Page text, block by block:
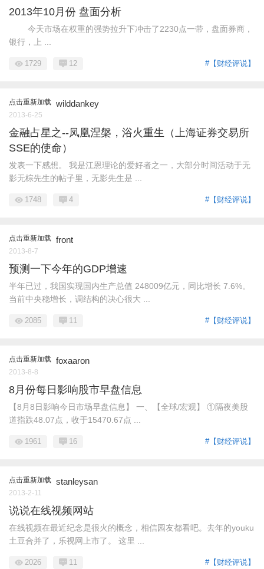
2013年10月份 盘面分析
今天市场在权重的强势拉升下冲击了2230点一带，盘面券商，
银行，上 ...
#【财经评说】
1729 12
点击重新加载 wilddankey
2013-6-25
金融占星之--凤凰涅槃，浴火重生（上海证券交易所
SSE的使命）
发表一下感想。 我是江恩理论的爱好者之一，大部分时间活动于无
影无棕先生的帖子里，无影先生是 ...
#【财经评说】
1748 4
点击重新加载 front
2013-8-7
预测一下今年的GDP增速
半年已过，我国实现国内生产总值 248009亿元，同比增长 7.6%。
当前中央稳增长，调结构的决心很大 ...
#【财经评说】
2085 11
点击重新加载 foxaaron
2013-8-8
8月份每日影响股市早盘信息
【8月8日影响今日市场早盘信息】 一、【全球/宏观】 ①隔夜美股
道指跌48.07点，收于15470.67点 ...
#【财经评说】
1961 16
点击重新加载 stanleysan
2013-2-11
说说在线视频网站
在线视频在最近纪念是很火的概念，相信园友都看吧。去年的youku
土豆合并了，乐视网上市了。 这里 ...
#【财经评说】
2026 11